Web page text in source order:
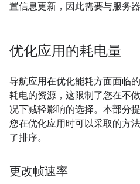
置信息更新，因此需要与服务
优化应用的耗电量
导航应用在优化能耗方面面临
耗电的资源，这限制了您在不
况下减轻影响的选择。本部分
您在优化应用时可以采取的方
了排序。
更改帧速率